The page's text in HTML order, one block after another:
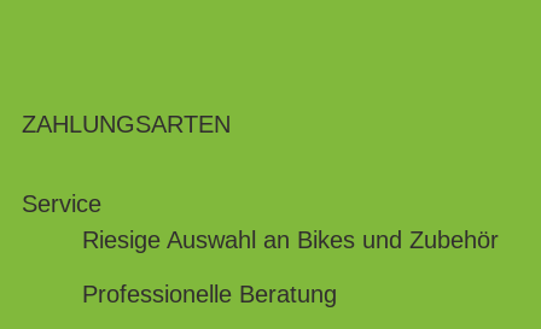
ZAHLUNGSARTEN
Service
Riesige Auswahl an Bikes und Zubehör
Professionelle Beratung